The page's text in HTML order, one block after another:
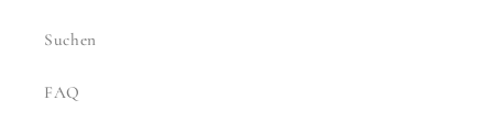
Suchen
FAQ